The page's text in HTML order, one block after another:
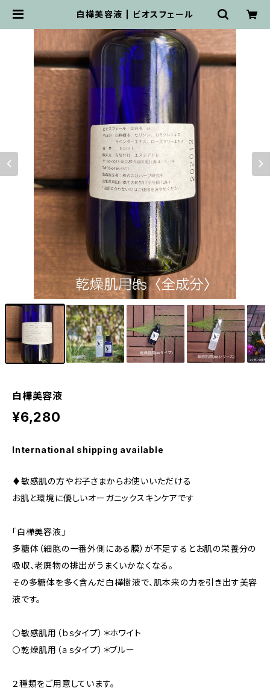
白樺美容液 | ビオスフェール
1/6
白樺美容液
¥6,280
International shipping available
♦︎敏感肌の方やお子さまからお使いいただける
お肌と環境に優しいオーガニックスキンケアです
「白樺美容液」
多糖体（細胞の一番外側にある膜）が不足するとお肌の栄養分の
吸収、老廃物の排出がうまくいかなくなる。
その多糖体を多く含んだ白樺樹液で、肌本来の力を引き出す美容
液です。
⚪️敏感肌用（ｂｓタイプ）＊ホワイト
⚪️乾燥肌用（ａｓタイプ）＊ブルー
２種類をご用意しています。